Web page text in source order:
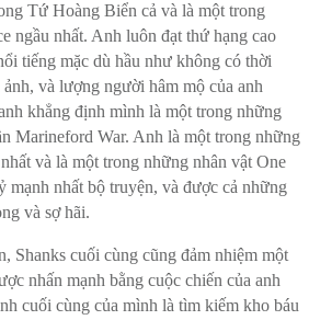
Tứ Hoàng Biển cả và là một trong
ngầu nhất. Anh luôn đạt thứ hạng cao
tiếng mặc dù hầu như không có thời
và lượng người hâm mộ của anh
khẳng định mình là một trong những
Marineford War. Anh là một trong những
và là một trong những nhân vật One
mạnh nhất bộ truyện, và được cả những
và sợ hãi.
Shanks cuối cùng cũng đảm nhiệm một
nhấn mạnh bằng cuộc chiến của anh
cuối cùng của mình là tìm kiếm kho báu